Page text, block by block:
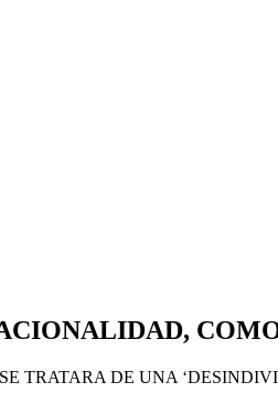
TRATARA DE UNA